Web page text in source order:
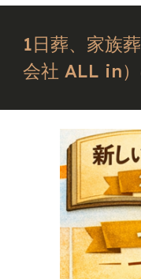
1日葬、家族
会社 ALL in